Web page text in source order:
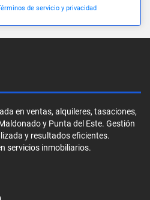
de servicio y privacidad
en ventas, alquileres, tasaciones,
y Punta del Este. Gestión
y resultados eficientes.
servicios inmobiliarios.